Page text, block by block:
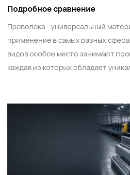
Подробное сравнение
Проволока - универсальный
применение в самых разных
видов особое место занимают
каждая из которых обладает